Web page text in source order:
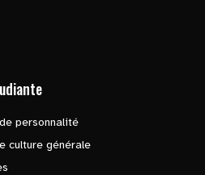
personnalité
culture générale